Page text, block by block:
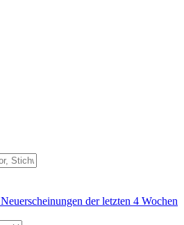
Neuerscheinungen der letzten 4 Wochen